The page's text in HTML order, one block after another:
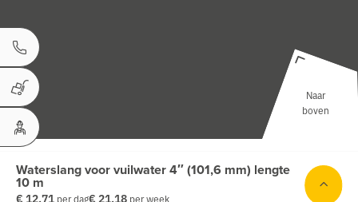
Bel ons
Winkelwagen
Uw Account
Waterslang voor vuilwater 4″ (101,6 mm) lengte
10 m
€ 12,71 per dag€ 21,18 per week
Naar
boven